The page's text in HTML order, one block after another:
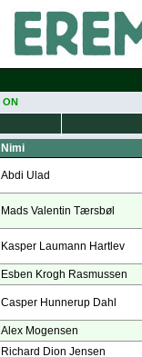
ON
Nimi
Abdi Ulad
Mads Valentin Tærsbøl
Kasper Laumann Hartlev
Esben Krogh Rasmussen
Casper Hunnerup Dahl
Alex Mogensen
Richard Dion Jensen